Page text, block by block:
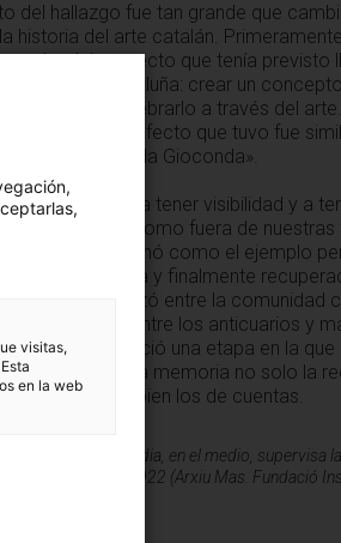
del hallazgo fue tan grande que
historia del arte catalán.
del proyecto que tenía previsto
de Cataluña: crear un
la cultura y vertebrarlo a través del arte.
lugar, porque el efecto que tuvo fue
con el «hurto de la Gioconda».
empezó a tener visibilidad y a
tanto dentro como fuera de nuestras
se posicionó como el ejemplo
catalana perdida y finalmente
éxito que alcanzó entre la comunidad
al adquirido entre los anticuarios y
forma, se inició una etapa en la que
de nuestra memoria no solo la
sino más bien los de cuentas.
de Taüll. Emili Gandia, en el medio, supervisa
por los “Arturos”, 1922 (Arxiu Mas. Fundació
visitas,
en la web